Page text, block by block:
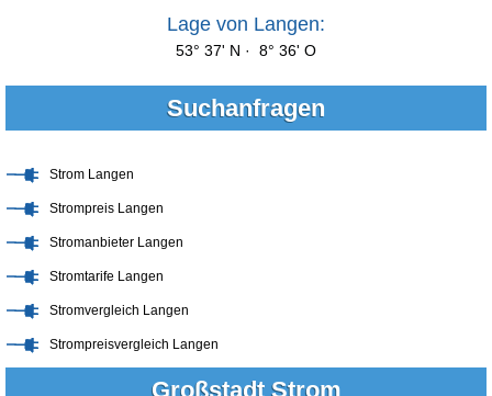
Lage von Langen:
53° 37' N · 8° 36' O
Suchanfragen
Strom Langen
Strompreis Langen
Stromanbieter Langen
Stromtarife Langen
Stromvergleich Langen
Strompreisvergleich Langen
Großstadt Strom